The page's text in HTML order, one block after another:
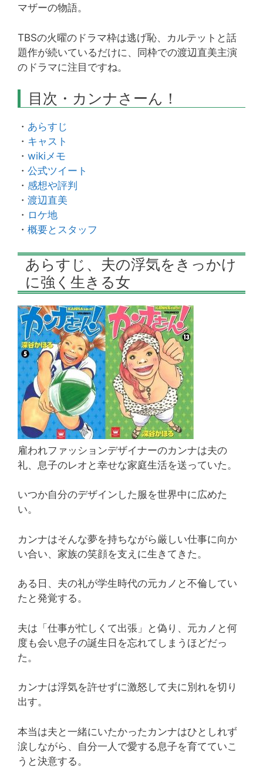
マザーの物語。
TBSの火曜のドラマ枠は逃げ恥、カルテットと話
題作が続いているだけに、同枠での渡辺直美主演
のドラマに注目ですね。
目次・カンナさーん！
・ あらすじ
・ キャスト
・ wikiメモ
・ 公式ツイート
・ 感想や評判
・ 渡辺直美
・ ロケ地
・ 概要とスタッフ
あらすじ、夫の浮気をきっかけ
に強く生きる女
雇われファッションデザイナーのカンナは夫の
礼、息子のレオと幸せな家庭生活を送っていた。
いつか自分のデザインした服を世界中に広めた
い。
カンナはそんな夢を持ちながら厳しい仕事に向か
い合い、家族の笑顔を支えに生きてきた。
ある日、夫の礼が学生時代の元カノと不倫してい
たと発覚する。
夫は「仕事が忙しくて出張」と偽り、元カノと何
度も会い息子の誕生日を忘れてしまうほどだっ
た。
カンナは浮気を許せずに激怒して夫に別れを切り
出す。
本当は夫と一緒にいたかったカンナはひとしれず
涙しながら、自分一人で愛する息子を育てていこ
うと決意する。